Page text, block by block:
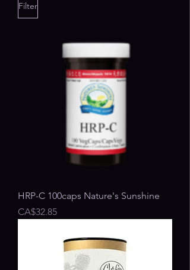
Filter
HRP-C 100caps Nature's Sunshine
Price
CA$32.85